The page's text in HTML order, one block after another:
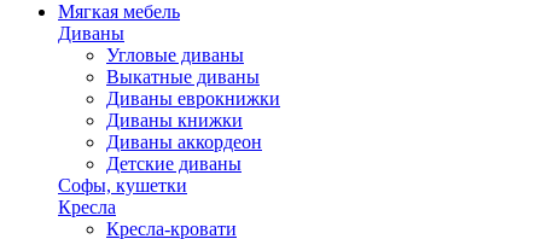
Мягкая мебель
Диваны
Угловые диваны
Выкатные диваны
Диваны еврокнижки
Диваны книжки
Диваны аккордеон
Детские диваны
Софы, кушетки
Кресла
Кресла-кровати